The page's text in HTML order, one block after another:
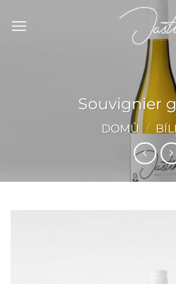
na
Souvignier
DOMŮ /